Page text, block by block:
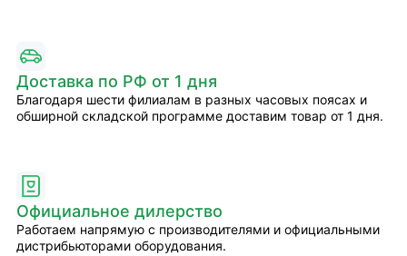
Доставка по РФ от 1 дня
Благодаря шести филиалам в разных часовых поясах и
обширной складской программе доставим товар от 1 дня.
Официальное дилерство
Работаем напрямую с производителями и официальными
дистрибьюторами оборудования.